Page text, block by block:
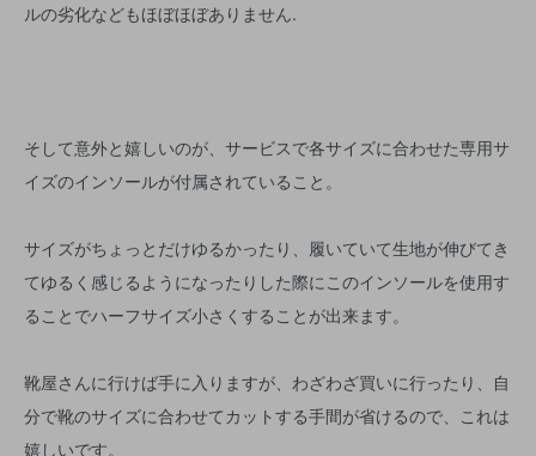
ルの劣化などもほぼほぼありません.
そして意外と嬉しいのが、サービスで各サイズに合わせた専用サ
イズのインソールが付属されていること。
サイズがちょっとだけゆるかったり、履いていて生地が伸びてき
てゆるく感じるようになったりした際にこのインソールを使用す
ることでハーフサイズ小さくすることが出来ます。
靴屋さんに行けば手に入りますが、わざわざ買いに行ったり、自
分で靴のサイズに合わせてカットする手間が省けるので、これは
嬉しいです。